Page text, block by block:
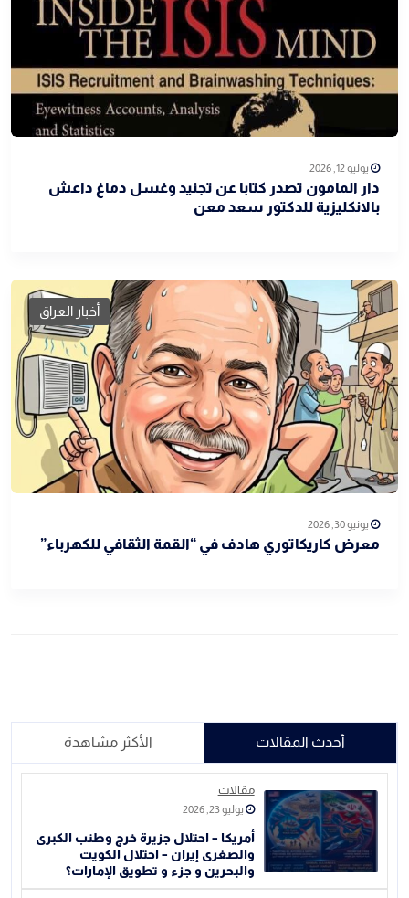
يوليو 12, 2026
دار المامون تصدر كتابا عن تجنيد وغسل دماغ داعش
بالانكليزية للدكتور سعد معن
أخبار العراق
يونيو 30, 2026
معرض كاريكاتوري هادف في “القمة الثقافي للكهرباء”
أحدث المقالات الأكثر مشاهدة
مقالات
يوليو 23, 2026
أمريكا – احتلال جزيرة خرج وطنب الكبرى
والصغرى إيران – احتلال الكويت
والبحرين و جزء و تطويق الإمارات؟